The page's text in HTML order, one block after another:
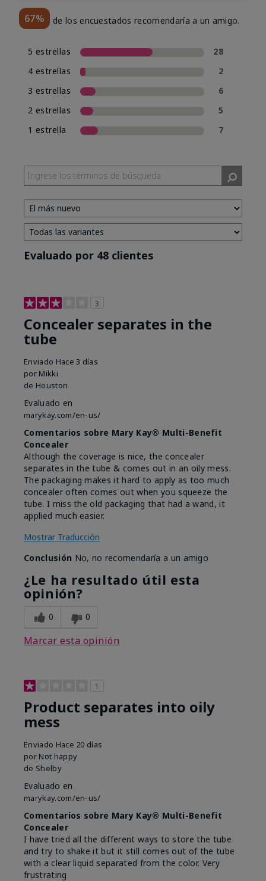
67% de los encuestados recomendaría a un amigo.
5 estrellas
28
4 estrellas
2
3 estrellas
6
2 estrellas
5
1 estrella
7
Evaluado por 48 clientes
3
Concealer separates in the
tube
Enviado Hace 3 días
por Mikki
de Houston
Evaluado en
marykay.com/en-us/
Comentarios sobre Mary Kay® Multi-Benefit
Concealer
Although the coverage is nice, the concealer
separates in the tube & comes out in an oily mess.
The packaging makes it hard to apply as too much
concealer often comes out when you squeeze the
tube. I miss the old packaging that had a wand, it
applied much easier.
Mostrar Traducción
Conclusión No, no recomendaría a un amigo
¿Le ha resultado útil esta
opinión?
0 0
Marcar esta opinión
1
Product separates into oily
mess
Enviado Hace 20 días
por Not happy
de Shelby
Evaluado en
marykay.com/en-us/
Comentarios sobre Mary Kay® Multi-Benefit
Concealer
I have tried all the different ways to store the tube
and try to shake it but it still comes out of the tube
with a clear liquid separated from the color. Very
frustrating